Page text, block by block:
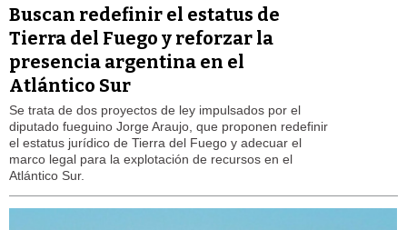
Buscan redefinir el estatus de
Tierra del Fuego y reforzar la
presencia argentina en el
Atlántico Sur
Se trata de dos proyectos de ley impulsados por el
diputado fueguino Jorge Araujo, que proponen redefinir
el estatus jurídico de Tierra del Fuego y adecuar el
marco legal para la explotación de recursos en el
Atlántico Sur.